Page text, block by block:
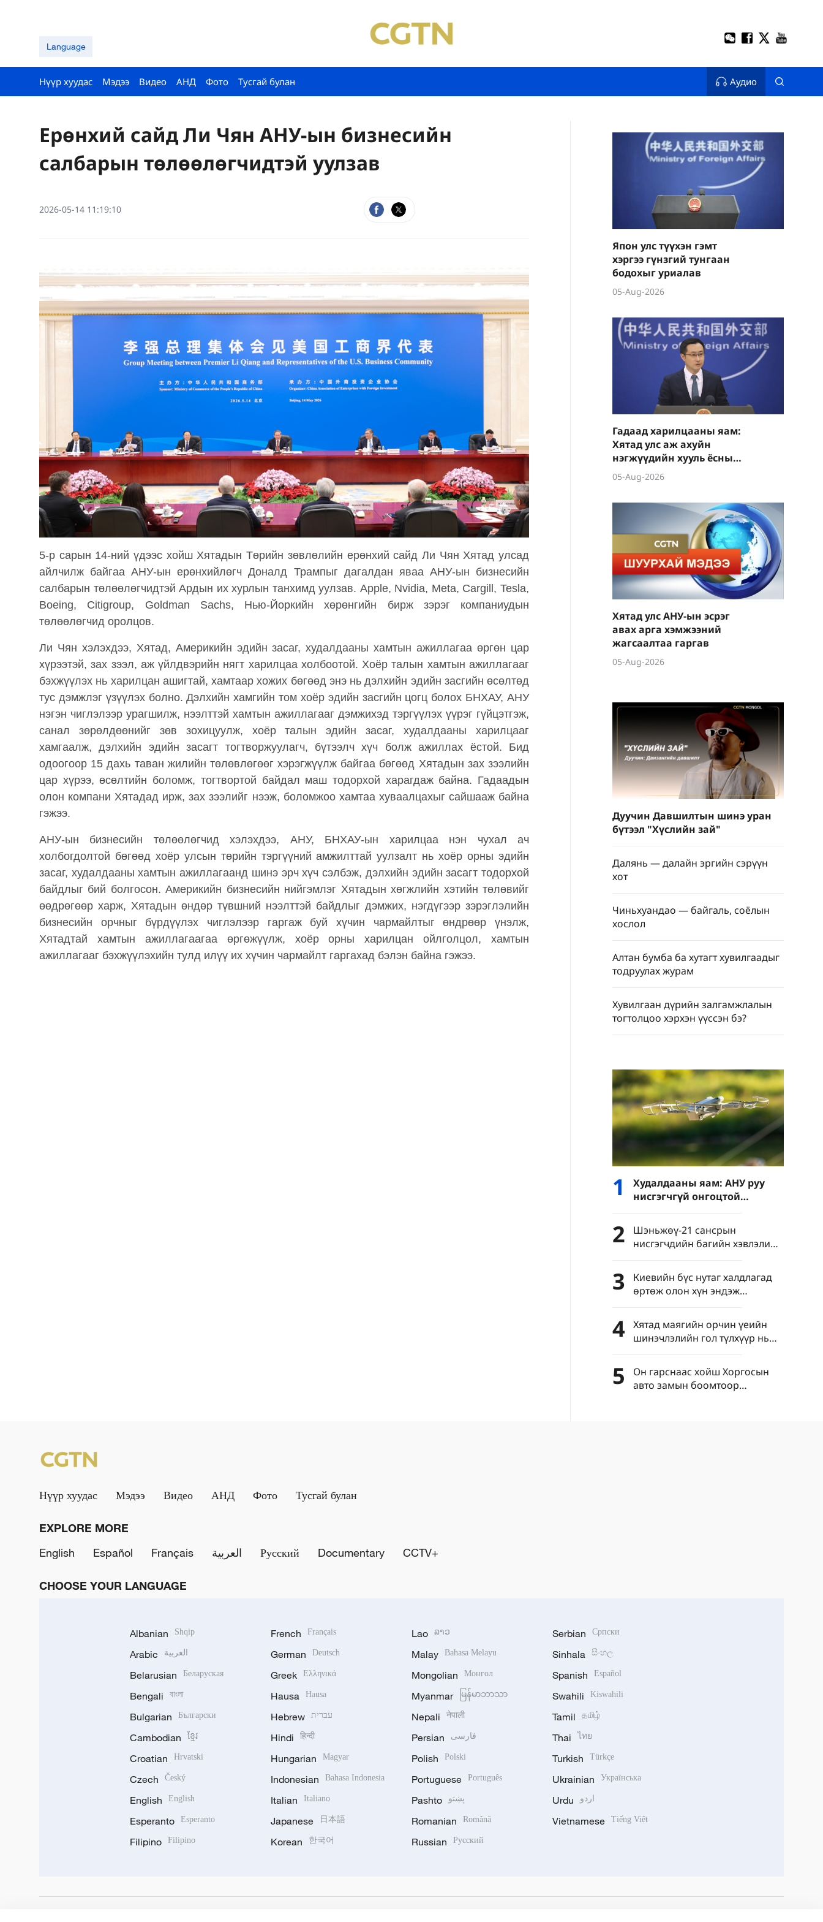
Language
Нүүр хуудас Мэдээ Видео АНД Фото Тусгай булан Аудио
Ерөнхий сайд Ли Чян АНУ-ын бизнесийн
салбарын төлөөлөгчидтэй уулзав
2026-05-14 11:19:10
5-р сарын 14-ний үдээс хойш Хятадын Төрийн зөвлөлийн ерөнхий сайд Ли Чян Хятад улсад
айлчилж байгаа АНУ-ын ерөнхийлөгч Доналд Трампыг дагалдан яваа АНУ-ын бизнесийн
салбарын төлөөлөгчидтэй Ардын их хурлын танхимд уулзав. Apple, Nvidia, Meta, Cargill, Tesla,
Boeing, Citigroup, Goldman Sachs, Нью-Йоркийн хөрөнгийн бирж зэрэг компаниудын
төлөөлөгчид оролцов.
Ли Чян хэлэхдээ, Хятад, Америкийн эдийн засаг, худалдааны хамтын ажиллагаа өргөн цар
хүрээтэй, зах зээл, аж үйлдвэрийн нягт харилцаа холбоотой. Хоёр талын хамтын ажиллагааг
бэхжүүлэх нь харилцан ашигтай, хамтаар хожих бөгөөд энэ нь дэлхийн эдийн засгийн өсөлтөд
тус дэмжлэг үзүүлэх болно. Дэлхийн хамгийн том хоёр эдийн засгийн цогц болох БНХАУ, АНУ
нэгэн чиглэлээр урагшилж, нээлттэй хамтын ажиллагааг дэмжихэд тэргүүлэх үүрэг гүйцэтгэж,
санал зөрөлдөөнийг зөв зохицуулж, хоёр талын эдийн засаг, худалдааны харилцааг
хамгаалж, дэлхийн эдийн засагт тогтворжуулагч, бүтээлч хүч болж ажиллах ёстой. Бид
одоогоор 15 дахь таван жилийн төлөвлөгөөг хэрэгжүүлж байгаа бөгөөд Хятадын зах зээлийн
цар хүрээ, өсөлтийн боломж, тогтвортой байдал маш тодорхой харагдаж байна. Гадаадын
олон компани Хятадад ирж, зах зээлийг нээж, боломжоо хамтаа хуваалцахыг сайшааж байна
гэжээ.
АНУ-ын бизнесийн төлөөлөгчид хэлэхдээ, АНУ, БНХАУ-ын харилцаа нэн чухал ач
холбогдолтой бөгөөд хоёр улсын төрийн тэргүүний амжилттай уулзалт нь хоёр орны эдийн
засаг, худалдааны хамтын ажиллагаанд шинэ эрч хүч сэлбэж, дэлхийн эдийн засагт тодорхой
байдлыг бий болгосон. Америкийн бизнесийн нийгэмлэг Хятадын хөгжлийн хэтийн төлөвийг
өөдрөгөөр харж, Хятадын өндөр түвшний нээлттэй байдлыг дэмжих, нэгдүгээр зэрэглэлийн
бизнесийн орчныг бүрдүүлэх чиглэлээр гаргаж буй хүчин чармайлтыг өндрөөр үнэлж,
Хятадтай хамтын ажиллагаагаа өргөжүүлж, хоёр орны харилцан ойлголцол, хамтын
ажиллагааг бэхжүүлэхийн тулд илүү их хүчин чармайлт гаргахад бэлэн байна гэжээ.
Япон улс түүхэн гэмт
хэргээ гүнзгий тунгаан
бодохыг уриалав
05-Aug-2026
Гадаад харилцааны яам:
Хятад улс аж ахуйн
нэгжүүдийн хууль ёсны
эрх ашгийг тууштай
хамгаална
05-Aug-2026
Хятад улс АНУ-ын эсрэг
авах арга хэмжээний
жагсаалтаа гаргав
05-Aug-2026
Дуучин Давшилтын шинэ уран
бүтээл "Хүслийн зай"
Далянь — далайн эргийн сэрүүн
хот
Чиньхуандао — байгаль, соёлын
хослол
Алтан бумба ба хутагт хувилгаадыг
тодруулах журам
Хувилгаан дүрийн залгамжлалын
тогтолцоо хэрхэн үүссэн бэ?
1
Худалдааны яам: АНУ руу
нисгэгчгүй онгоцтой
холбоотой давхар
хэрэглээний барааны
экспортын хяналтыг
чангатгана
2
Шэньжөү-21 сансрын
нисгэгчдийн багийн хэвлэлийн
бага хурал Бээжинд болов
3
Киевийн бүс нутаг халдлагад
өртөж олон хүн эндэж
шархдав
4
Хятад маягийн орчин үеийн
шинэчлэлийн гол түлхүүр нь
яагаад шинжлэх ухаан,
технологийн шинэчлэл вэ?
5
Он гарснаас хойш Хоргосын
авто замын боомтоор
Нүүр хуудас Мэдээ Видео АНД Фото Тусгай булан
EXPLORE MORE
English
Español Français العربية Русский Documentary CCTV+
CHOOSE YOUR LANGUAGE
Albanian Shqip
Arabic العربية
Belarusian Беларуская
Bengali বাংলা
Bulgarian Български
Cambodian ខ្មែរ
Croatian Hrvatski
Czech Český
English English
Esperanto Esperanto
Filipino Filipino
French Français
German Deutsch
Greek Ελληνικά
Hausa Hausa
Hebrew עברית
Hindi हिन्दी
Hungarian Magyar
Indonesian Bahasa Indonesia
Italian Italiano
Japanese 日本語
Korean 한국어
Lao ລາວ
Malay Bahasa Melayu
Mongolian Монгол
Myanmar မြန်မာဘာသာ
Nepali नेपाली
Persian فارسی
Polish Polski
Portuguese Português
Pashto پښتو
Romanian Română
Russian Русский
Serbian Српски
Sinhala සිංහල
Spanish Español
Swahili Kiswahili
Tamil தமிழ்
Thai ไทย
Turkish Türkçe
Ukrainian Українська
Urdu اردو
Vietnamese Tiếng Việt